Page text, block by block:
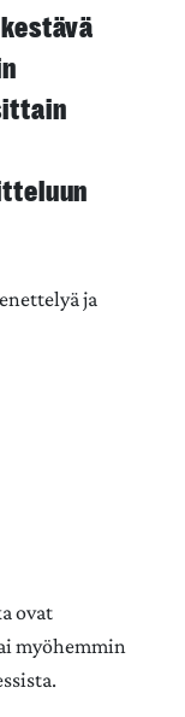
ja
ovat
myöhemmin